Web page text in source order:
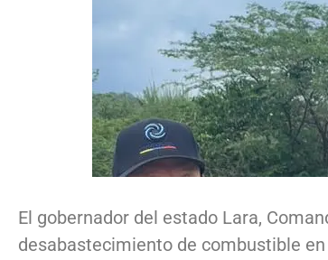
El gobernador del estado Lara,
desabastecimiento de combustible